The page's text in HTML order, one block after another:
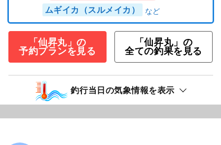
ムギイカ（スルメイカ）
「仙昇丸」の
予約プランを見る
「仙昇丸」の
全ての釣果を見る
釣行当日の気象情報を表示